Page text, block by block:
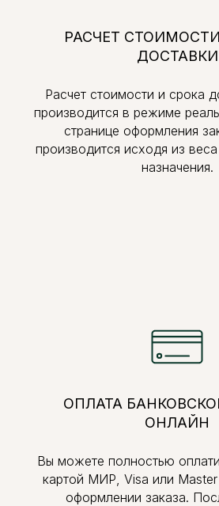
РАСЧЕТ
ДОСТАВКИ
Расчет стоимости и срока
производится в режиме
странице оформления
производится исходя из
назначения.
ОПЛАТА
ОНЛАЙН
Вы можете полностью
картой МИР, Visa или Master
оформлении заказа.